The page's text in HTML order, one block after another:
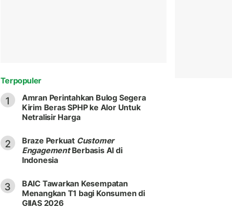
Terpopuler
1
Amran Perintahkan Bulog Segera
Kirim Beras SPHP ke Alor Untuk
Netralisir Harga
2 Braze Perkuat Customer
EngagementBerbasis AI di
Indonesia
3
BAIC Tawarkan Kesempatan
Menangkan T1 bagi Konsumen di
GIIAS 2026